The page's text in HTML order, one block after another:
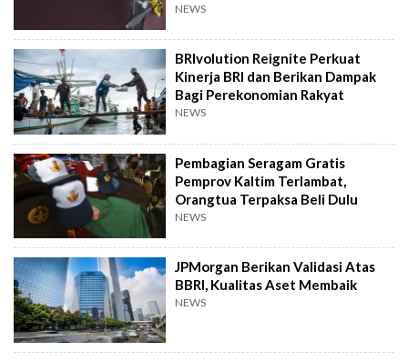
NEWS
BRIvolution Reignite Perkuat
Kinerja BRI dan Berikan Dampak
Bagi Perekonomian Rakyat
NEWS
Pembagian Seragam Gratis
Pemprov Kaltim Terlambat,
Orangtua Terpaksa Beli Dulu
NEWS
JPMorgan Berikan Validasi Atas
BBRI, Kualitas Aset Membaik
NEWS